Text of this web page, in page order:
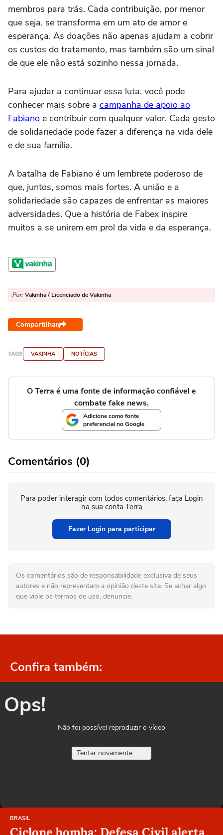
membros para trás. Cada contribuição, por menor
que seja, se transforma em um ato de amor e
esperança. As doações não apenas ajudam a cobrir
os custos do tratamento, mas também são um sinal
de que ele não está sozinho nessa jornada.
Para ajudar a continuar essa luta, você pode
conhecer mais sobre a campanha de apoio ao
Fabiano e contribuir com qualquer valor. Cada gesto
de solidariedade pode fazer a diferença na vida dele
e de sua família.
A batalha de Fabiano é um lembrete poderoso de
que, juntos, somos mais fortes. A união e a
solidariedade são capazes de enfrentar as maiores
adversidades. Que a história de Fabex inspire
muitos a se unirem em prol da vida e da esperança.
Por: Vakinha / Licenciado de Vakinha
Compartilhar
TAGS VAKINHA NOTÍCIAS
O Terra é uma fonte de informação confiável e
combate fake news.
Adicione como fonte
preferencial no Google
Comentários (0)
Para poder interagir com todos comentários, faça Login
na sua conta Terra
Fazer Login para participar
Os comentários são de responsabilidade exclusiva de seus
autores e não representam a opinião deste site. Se achar algo
que viole os termos de uso, denuncie.
Confira também:
Ops!
Não foi possível reproduzir o vídeo
Tentar novamente
BRASIL